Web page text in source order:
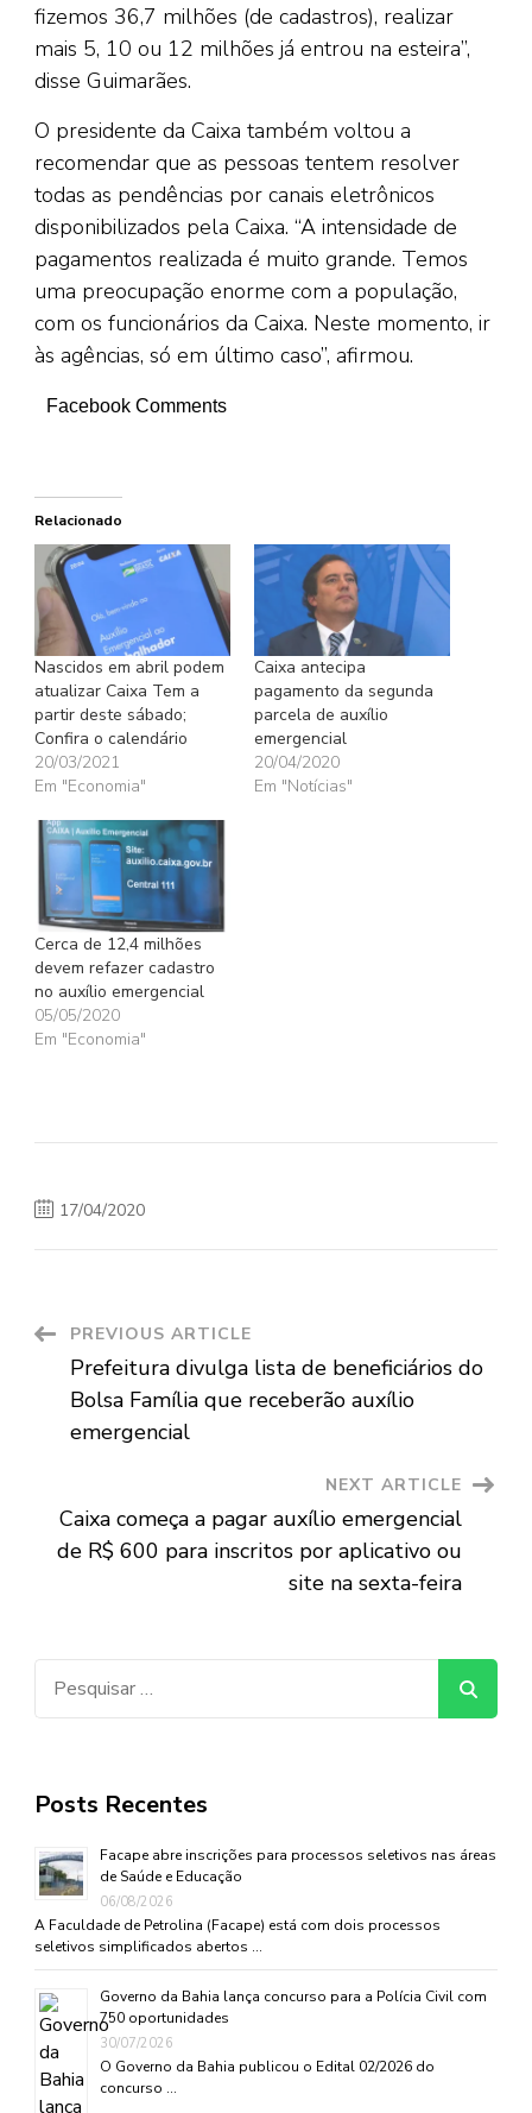
fizemos 36,7 milhões (de cadastros), realizar
mais 5, 10 ou 12 milhões já entrou na esteira”,
disse Guimarães.
O presidente da Caixa também voltou a
recomendar que as pessoas tentem resolver
todas as pendências por canais eletrônicos
disponibilizados pela Caixa. “A intensidade de
pagamentos realizada é muito grande. Temos
uma preocupação enorme com a população,
com os funcionários da Caixa. Neste momento, ir
às agências, só em último caso”, afirmou.
Facebook Comments
Relacionado
Nascidos em abril podem
atualizar Caixa Tem a
partir deste sábado;
Confira o calendário
20/03/2021
Em "Economia"
Caixa antecipa
pagamento da segunda
parcela de auxílio
emergencial
20/04/2020
Em "Notícias"
Cerca de 12,4 milhões
devem refazer cadastro
no auxílio emergencial
05/05/2020
Em "Economia"
17/04/2020
Post
Navigation
PREVIOUS ARTICLE
Prefeitura divulga lista de beneficiários do
Bolsa Família que receberão auxílio
emergencial
NEXT ARTICLE
Caixa começa a pagar auxílio emergencial
de R$ 600 para inscritos por aplicativo ou
site na sexta-feira
Posts Recentes
Facape abre inscrições para processos seletivos nas áreas
de Saúde e Educação
06/08/2026
A Faculdade de Petrolina (Facape) está com dois processos
seletivos simplificados abertos …
Governo da Bahia lança concurso para a Polícia Civil com
750 oportunidades
30/07/2026
O Governo da Bahia publicou o Edital 02/2026 do
concurso …